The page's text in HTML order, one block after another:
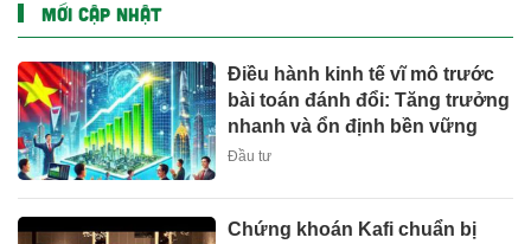
MỚI CẬP NHẬT
Điều hành kinh tế vĩ mô trước
bài toán đánh đổi: Tăng trưởng
nhanh và ổn định bền vững
Đầu tư
Chứng khoán Kafi chuẩn bị